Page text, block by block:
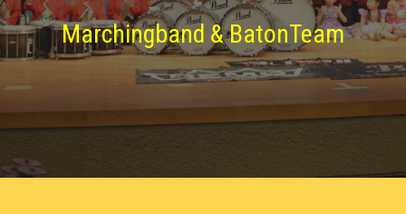
Marchingband & BatonTeam